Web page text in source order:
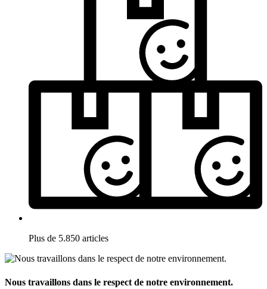
Plus de 5.850 articles
Nous travaillons dans le respect de notre environnement.